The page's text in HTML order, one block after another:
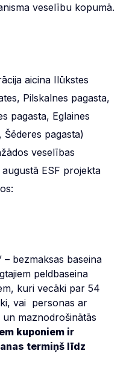
veselību kopumā.
aicina Ilūkstes
Pilskalnes pagasta,
pagasta, Eglaines
Šēderes pagasta)
veselības
ESF projekta
– bezmaksas baseina
peldbaseina
kuri vecāki par 54
vai personas ar
maznodrošinātās
kuponiem ir
termiņš līdz